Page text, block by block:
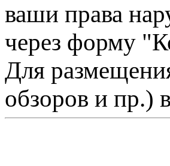
ваши права
через форму
Для
обзоров и пр.)